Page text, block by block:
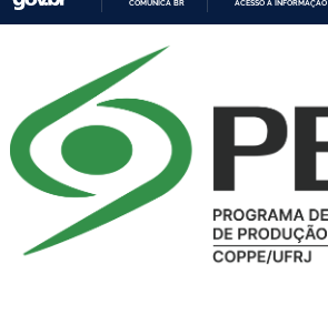
COMUNICA BR ACESSO À INFORMAÇÃO